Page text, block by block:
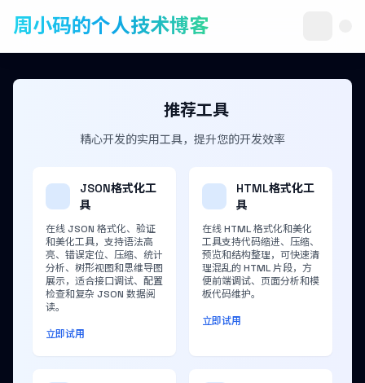
周小码的个人技术博客
推荐工具
精心开发的实用工具，提升您的开发效率
JSON格式化工
具
在线 JSON 格式化、验证
和美化工具，支持语法高
亮、错误定位、压缩、统计
分析、树形视图和思维导图
展示，适合接口调试、配置
检查和复杂 JSON 数据阅
读。
立即试用
HTML格式化工
具
在线 HTML 格式化和美化
工具支持代码缩进、压缩、
预览和结构整理，可快速清
理混乱的 HTML 片段，方
便前端调试、页面分析和模
板代码维护。
立即试用